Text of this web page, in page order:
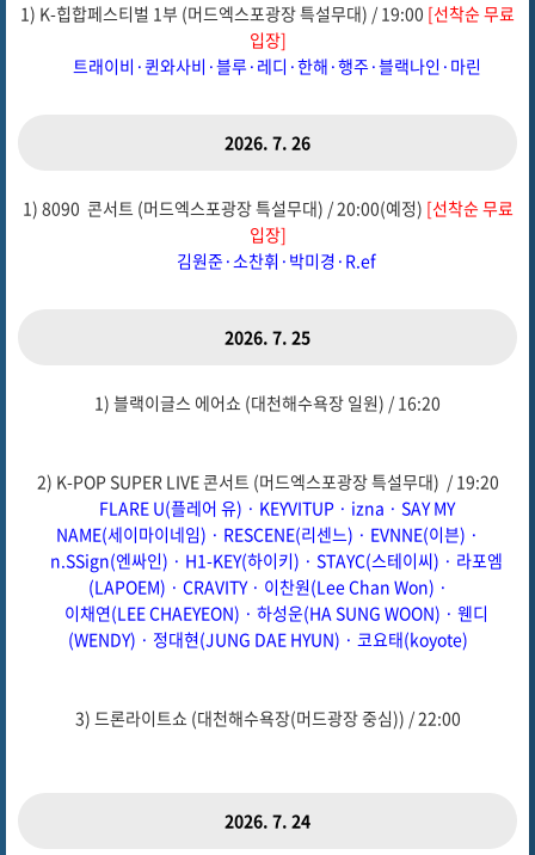
1) K-힙합페스티벌 1부 (머드엑스포광장 특설무대) / 19:00 [선착순 무료
입장]
트래이비·퀸와사비·블루·레디·한해·행주·블랙나인·마린
2026. 7. 26
1) 8090 콘서트 (머드엑스포광장 특설무대) / 20:00(예정) [선착순 무료
입장]
김원준·소찬휘·박미경·R.ef
2026. 7. 25
1) 블랙이글스 에어쇼 (대천해수욕장 일원) / 16:20
2) K-POP SUPER LIVE 콘서트 (머드엑스포광장 특설무대) / 19:20
FLARE U(플레어 유) · KEYVITUP · izna · SAY MY
NAME(세이마이네임) · RESCENE(리센느) · EVNNE(이븐) ·
n.SSign(엔싸인) · H1-KEY(하이키) · STAYC(스테이씨) · 라포엠
(LAPOEM) · CRAVITY · 이찬원(Lee Chan Won) ·
이채연(LEE CHAEYEON) · 하성운(HA SUNG WOON) · 웬디
(WENDY) · 정대현(JUNG DAE HYUN) · 코요태(koyote)
3) 드론라이트쇼 (대천해수욕장(머드광장 중심)) / 22:00
2026. 7. 24